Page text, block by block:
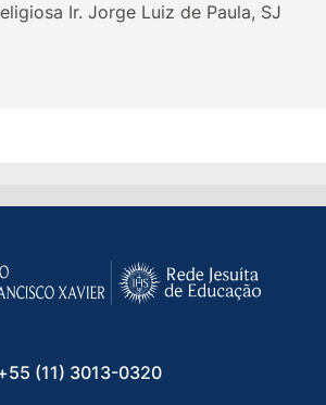
Ir. Jorge Luiz de Paula, SJ
(11) 3013-0320